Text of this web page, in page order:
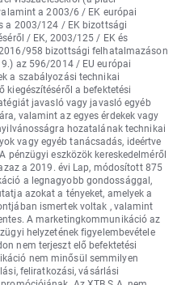
a 2003/6 / EK európai
a 2003/124 / EK bizottsági
/ EK, 2003/125 / EK és
958 bizottsági felhatalmazáson
az 596/2014 / EU európai
a szabályozási technikai
kiegészítéséről a befektetési
javasló vagy javasló egyéb
valamint az egyes érdekek vagy
hozatalának technikai
vagy egyéb tanácsadás, ideértve
pénzügyi eszközök kereskedelméről
a 2019. évi Lap, módosított 875
a legnagyobb gondossággal,
azokat a tényeket, amelyek a
ismertek voltak , valamint
A marketingkommunikáció az
helyzetének figyelembevétele
nem terjeszt elő befektetési
nem minősül semmilyen
feliratkozási, vásárlási